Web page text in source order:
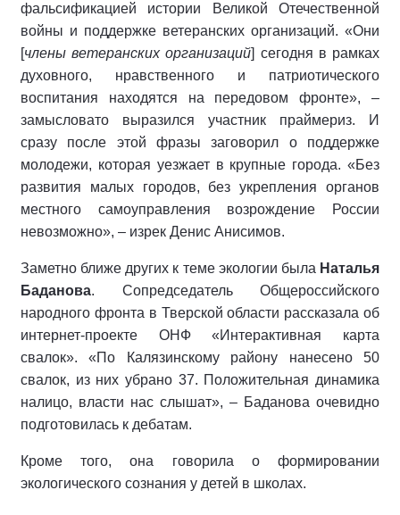
фальсификацией истории Великой Отечественной
войны и поддержке ветеранских организаций. «Они
[члены ветеранских организаций] сегодня в рамках
духовного, нравственного и патриотического
воспитания находятся на передовом фронте», –
замысловато выразился участник праймериз. И
сразу после этой фразы заговорил о поддержке
молодежи, которая уезжает в крупные города. «Без
развития малых городов, без укрепления органов
местного самоуправления возрождение России
невозможно», – изрек Денис Анисимов.
Заметно ближе других к теме экологии была Наталья
Баданова. Сопредседатель Общероссийского
народного фронта в Тверской области рассказала об
интернет-проекте ОНФ «Интерактивная карта
свалок». «По Калязинскому району нанесено 50
свалок, из них убрано 37. Положительная динамика
налицо, власти нас слышат», – Баданова очевидно
подготовилась к дебатам.
Кроме того, она говорила о формировании
экологического сознания у детей в школах.